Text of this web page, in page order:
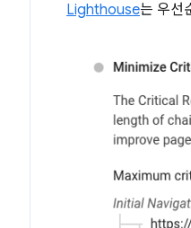
Lighthouse는 우선